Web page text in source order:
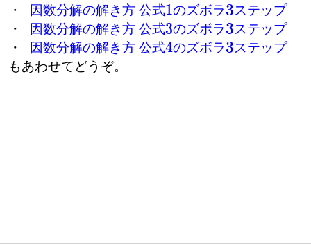
・
因数分解の解き方 公式
1 のズボラ
3
ステップ
・
因数分解の解き方 公式
3 のズボラ
3
ステップ
・
因数分解の解き方 公式
4 のズボラ
3
ステップ
もあわせてどうぞ。